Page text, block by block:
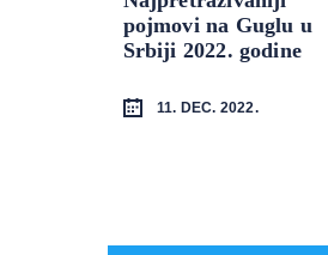
pojmovi na Guglu u
Srbiji 2022. godine
11. DEC. 2022.